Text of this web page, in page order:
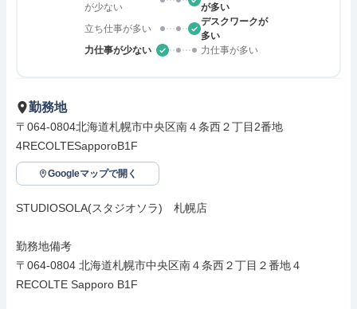
が少ない
が多い
立ち仕事が多い
デスクワークが
多い
力仕事が少ない
力仕事が多い
勤務地
〒064-0804北海道札幌市中央区南４条西２丁目2番地
4RECOLTESapporoB1F
Googleマップで開く
STUDIOSOLA(スタジオソラ)　札幌店
勤務地備考
〒064-0804 北海道札幌市中央区南４条西２丁目２番地４
RECOLTE Sapporo B1F